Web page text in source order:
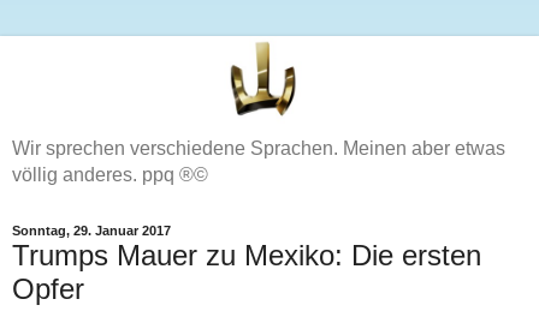
Wir sprechen verschiedene Sprachen. Meinen aber etwas
völlig anderes. ppq ®©
Sonntag, 29. Januar 2017
Trumps Mauer zu Mexiko: Die ersten
Opfer